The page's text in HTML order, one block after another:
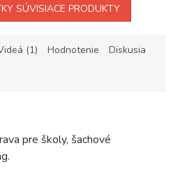
SÚVISIACE PRODUKTY
(1) Hodnotenie Diskusia
pre školy, šachové